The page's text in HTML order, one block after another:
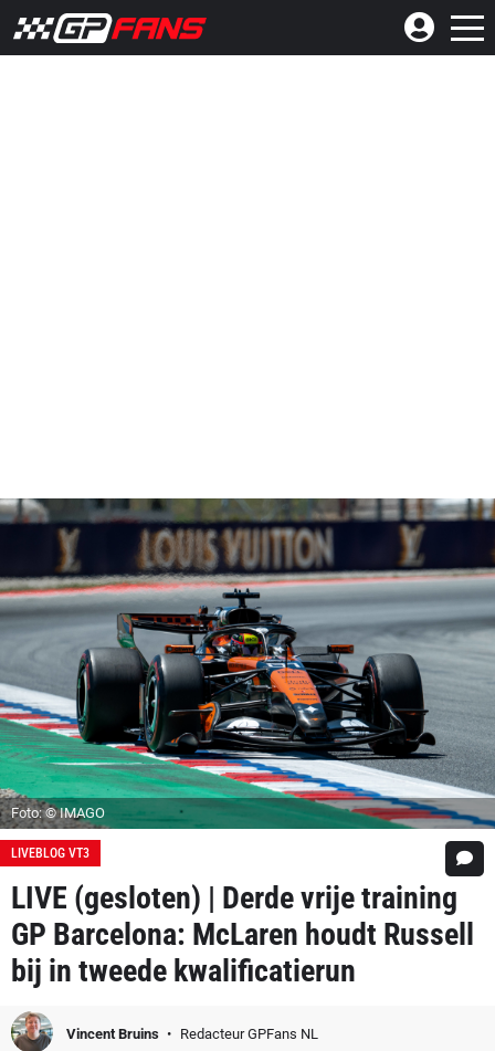
Foto: © IMAGO
LIVEBLOG VT3
LIVE (gesloten) | Derde vrije training
GP Barcelona: McLaren houdt Russell
bij in tweede kwalificatierun
Vincent Bruins Redacteur GPFans NL